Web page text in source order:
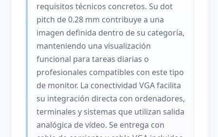
requisitos técnicos concretos. Su dot
pitch de 0.28 mm contribuye a una
imagen definida dentro de su categoría,
manteniendo una visualización
funcional para tareas diarias o
profesionales compatibles con este tipo
de monitor. La conectividad VGA facilita
su integración directa con ordenadores,
terminales y sistemas que utilizan salida
analógica de vídeo. Se entrega con